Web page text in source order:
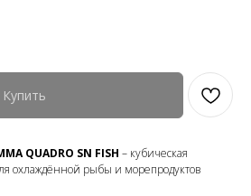
Купить
QUADRO SN FISH – кубическая
охлаждённой рыбы и морепродуктов